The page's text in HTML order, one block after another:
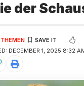
der
DECEMBER 1, 2025 8:32